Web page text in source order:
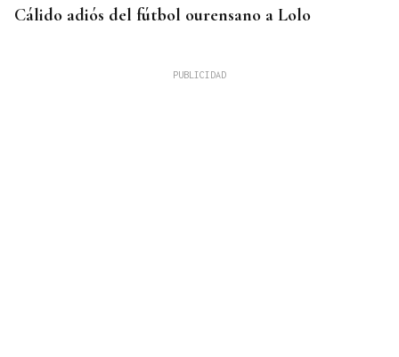
Cálido adiós del fútbol ourensano a Lolo